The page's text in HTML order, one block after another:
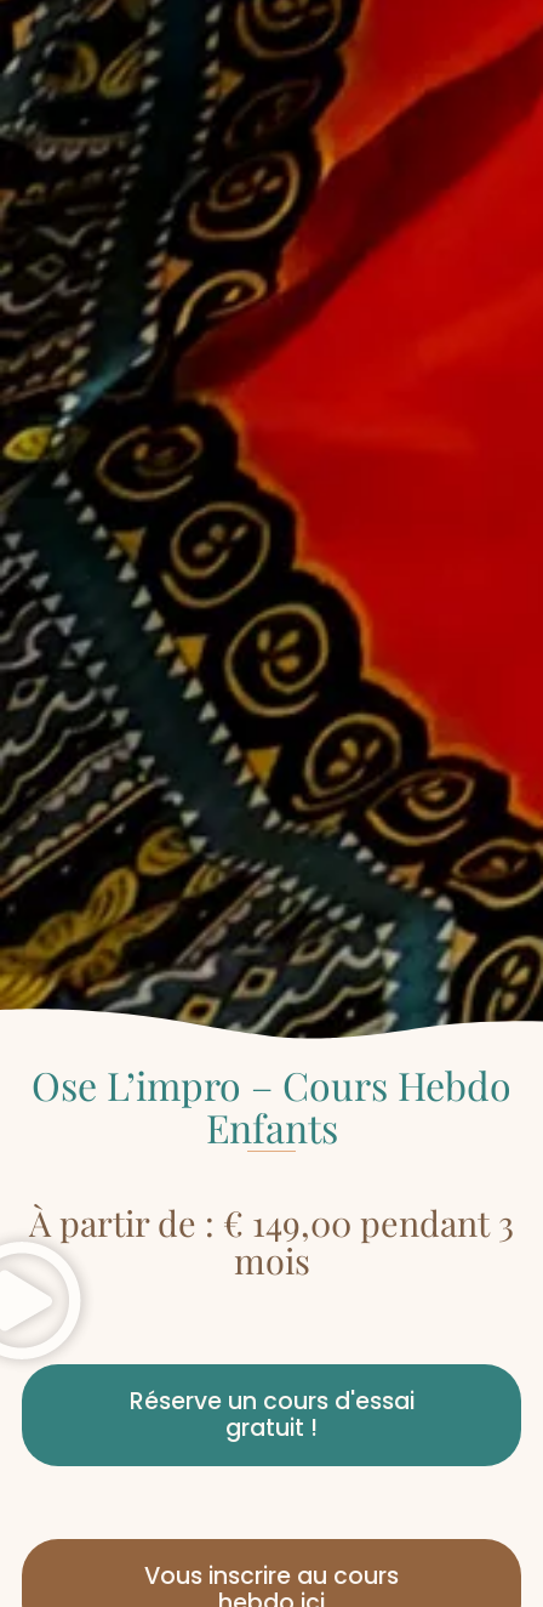
Ose L’impro – Cours Hebdo
Enfants
À partir de : € 149,00 pendant 3
mois
Réserve un cours d'essai
gratuit !
Vous inscrire au cours